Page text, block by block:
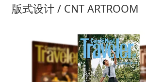
版式设计 / CNT ARTROOM